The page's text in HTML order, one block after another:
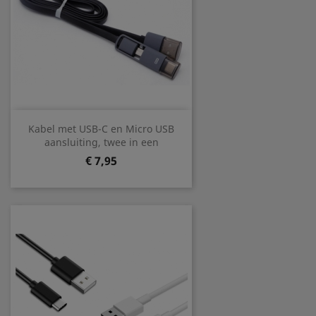
Kabel met USB-C en Micro USB
aansluiting, twee in een
Prijs
€ 7,95